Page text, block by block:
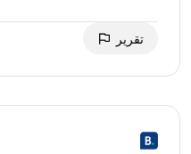
تقرير